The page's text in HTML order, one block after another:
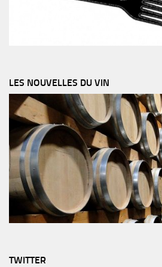
LES NOUVELLES DU VIN
TWITTER